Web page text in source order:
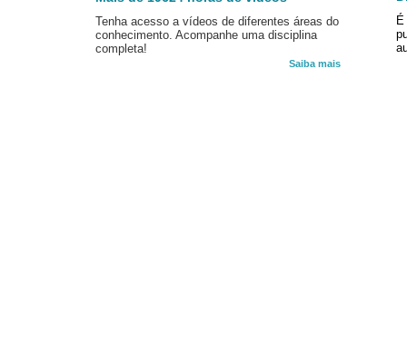
Tenha acesso a vídeos de diferentes áreas do
conhecimento. Acompanhe uma disciplina
completa!
Saiba mais